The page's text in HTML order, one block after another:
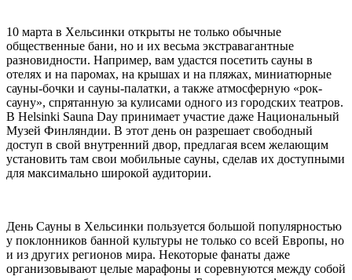
10 марта в Хельсинки открыты не только обычные
общественные бани, но и их весьма экстравагантные
разновидности. Например, вам удастся посетить сауны в
отелях и на паромах, на крышах и на пляжах, миниатюрные
сауны-бочки и сауны-палатки, а также атмосферную «рок-
сауну», спрятанную за кулисами одного из городских театров.
В Helsinki Sauna Day принимает участие даже Национальный
Музей Финляндии. В этот день он разрешает свободный
доступ в свой внутренний двор, предлагая всем желающим
установить там свои мобильные сауны, сделав их доступными
для максимально широкой аудитории.
День Сауны в Хельсинки пользуется большой популярностью
у поклонников банной культуры не только со всей Европы, но
и из других регионов мира. Некоторые фанаты даже
организовывают целые марафоны и соревнуются между собой